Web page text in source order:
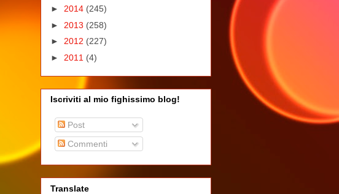
► 2014 (245)
► 2013 (258)
► 2012 (227)
► 2011 (4)
Iscriviti al mio fighissimo blog!
Post
Commenti
Translate